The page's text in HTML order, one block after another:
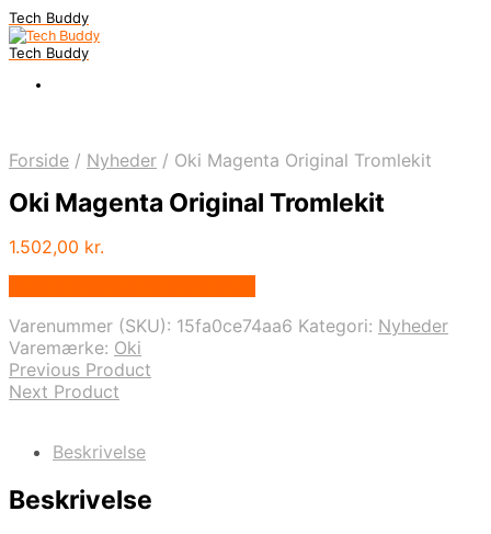
Tech Buddy
Tech Buddy
Forside / Nyheder / Oki Magenta Original Tromlekit
Oki Magenta Original Tromlekit
1.502,00 kr.
Varenummer (SKU): 15fa0ce74aa6 Kategori: Nyheder
Varemærke: Oki
Previous Product
Next Product
Beskrivelse
Beskrivelse